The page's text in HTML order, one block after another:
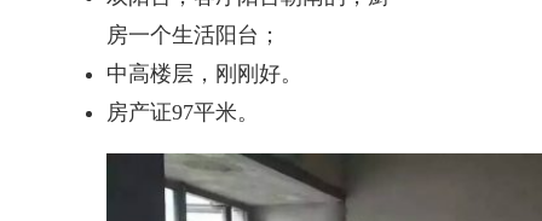
房一个生活阳台；
中高楼层，刚刚好。
房产证97平米。